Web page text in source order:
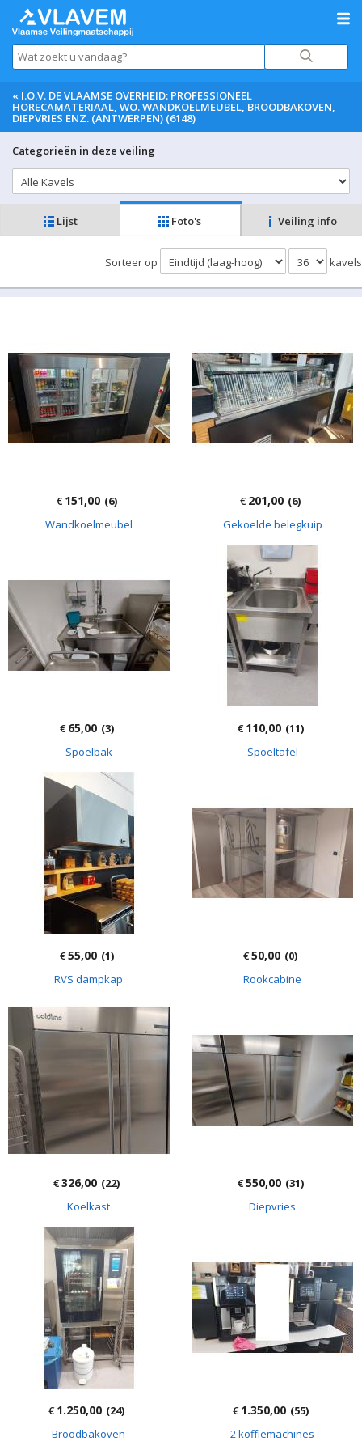
« I.O.V. DE VLAAMSE OVERHEID: PROFESSIONEEL
HORECAMATERIAAL, WO. WANDKOELMEUBEL, BROODBAKOVEN,
DIEPVRIES ENZ. (ANTWERPEN) (6148)
Categorieën in deze veiling
Lijst Foto's Veiling info
Sorteer op kavels
€151,00 (6)
Wandkoelmeubel
€201,00 (6)
Gekoelde belegkuip
€65,00 (3)
Spoelbak
€110,00 (11)
Spoeltafel
€55,00 (1)
RVS dampkap
€50,00 (0)
Rookcabine
€326,00 (22)
Koelkast
€550,00 (31)
Diepvries
€1.250,00 (24)
Broodbakoven
€1.350,00 (55)
2 koffiemachines